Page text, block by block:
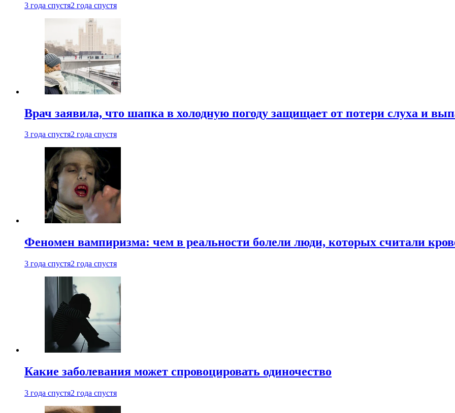
3 года спустя2 года спустя
Врач заявила, что шапка в холодную погоду защищает от потери слуха и
3 года спустя2 года спустя
Феномен вампиризма: чем в реальности болели люди, которых считали
3 года спустя2 года спустя
Какие заболевания может спровоцировать одиночество
3 года спустя2 года спустя